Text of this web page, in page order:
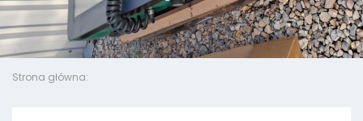
Strona główna: